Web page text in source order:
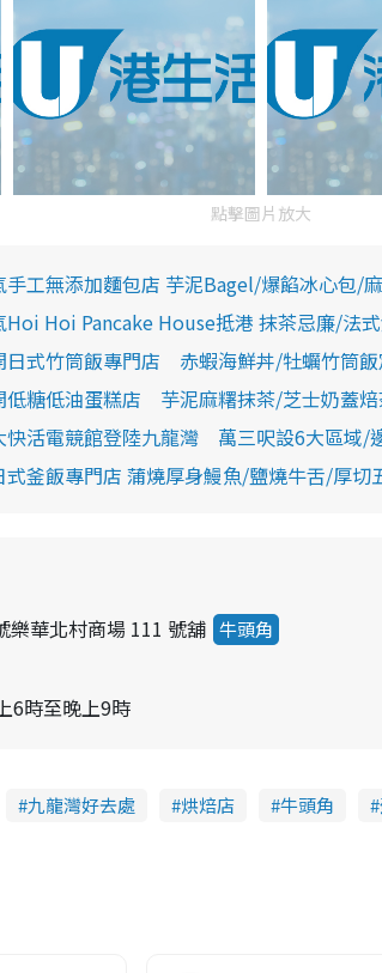
點擊圖片放大
手工無添加麵包店 芋泥Bagel/爆餡冰心包/
Hoi Hoi Pancake House抵港 抹茶忌廉/法
日式竹筒飯專門店 赤蝦海鮮丼/牡蠣竹筒
低糖低油蛋糕店 芋泥麻糬抹茶/芝士奶蓋
快活電競館登陸九龍灣 萬三呎設6大區域/
式釜飯專門店 蒲燒厚身鰻魚/鹽燒牛舌/厚切
樂華北村商場 111 號舖 牛頭角
6時至晚上9時
九龍灣好去處 烘焙店 牛頭角